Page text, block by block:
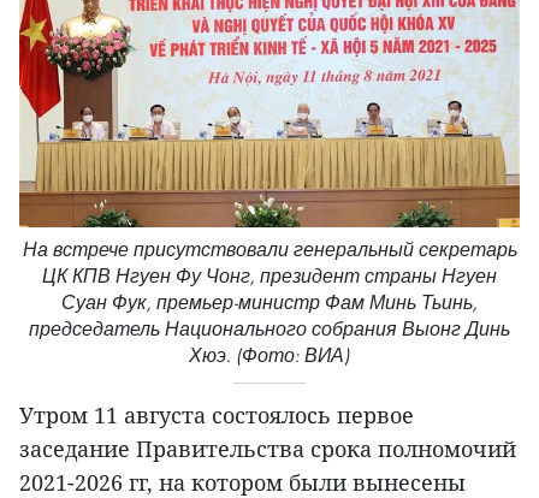
На встрече присутствовали генеральный секретарь
ЦК КПВ Нгуен Фу Чонг, президент страны Нгуен
Суан Фук, премьер-министр Фам Минь Тьинь,
председатель Национального собрания Выонг Динь
Хюэ. (Фото: ВИА)
Утром 11 августа состоялось первое
заседание Правительства срока полномочий
2021-2026 гг, на котором были вынесены